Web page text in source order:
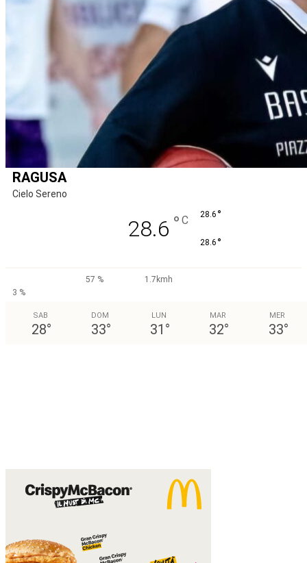
RAGUSA
Cielo Sereno
28.6 ° C 28.6 °
28.6 °
57 %
1.7kmh
3 %
SAB
28°
DOM
33°
LUN
31 °
MAR
32°
MER
33°